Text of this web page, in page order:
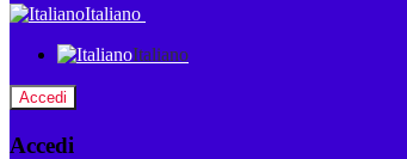
Italiano
Italiano
Accedi
Accedi